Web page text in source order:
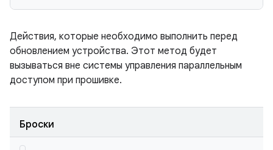
Действия, которые необходимо выполнить перед
обновлением устройства. Этот метод будет
вызываться вне системы управления параллельным
доступом при прошивке.
Броски